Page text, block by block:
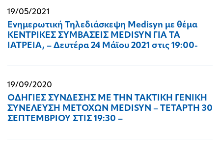
19/05/2021
Ενημερωτική Τηλεδιάσκεψη Medisyn με θέμα
ΚΕΝΤΡΙΚΕΣ ΣΥΜΒΑΣΕΙΣ MEDISYN ΓΙΑ ΤΑ
ΙΑΤΡΕΙΑ, – Δευτέρα 24 Μάϊου 2021 στις 19:00-
19/09/2020
ΟΔΗΓΙΕΣ ΣΥΝΔΕΣΗΣ ΜΕ ΤΗΝ ΤΑΚΤΙΚΗ ΓΕΝΙΚΗ
ΣΥΝΕΛΕΥΣΗ ΜΕΤΟΧΩΝ MEDISYN – ΤΕΤΑΡΤΗ 30
ΣΕΠΤΕΜΒΡΙΟΥ ΣΤΙΣ 19:30 –